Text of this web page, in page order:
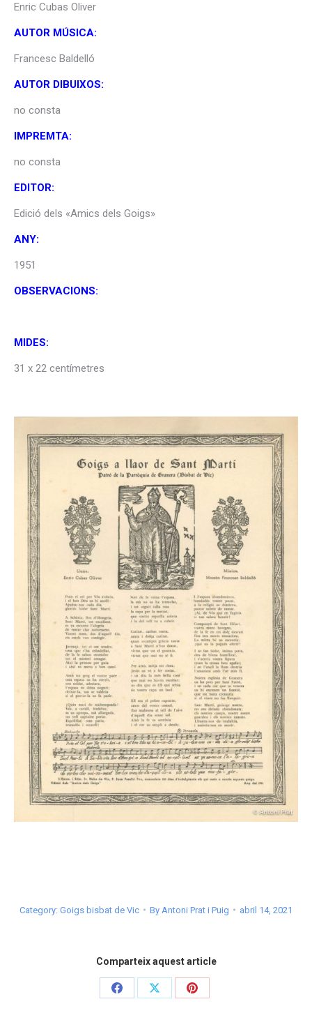
Enric Cubas Oliver
AUTOR MÚSICA:
Francesc Baldelló
AUTOR DIBUIXOS:
no consta
IMPREMTA:
no consta
EDITOR:
Edició dels «Amics dels Goigs»
ANY:
1951
OBSERVACIONS:
MIDES:
31 x 22 centímetres
Category: Goigs bisbat de Vic By Antoni Prat i Puig abril 14, 2021
Comparteix aquest article
Share
Share
Share